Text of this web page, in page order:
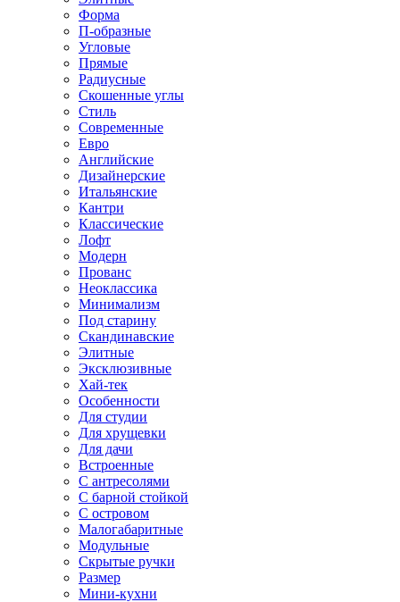
Форма
П-образные
Угловые
Прямые
Радиусные
Скошенные углы
Стиль
Современные
Евро
Английские
Дизайнерские
Итальянские
Кантри
Классические
Лофт
Модерн
Прованс
Неоклассика
Минимализм
Под старину
Скандинавские
Элитные
Эксклюзивные
Хай-тек
Особенности
Для студии
Для хрущевки
Для дачи
Встроенные
С антресолями
С барной стойкой
С островом
Малогабаритные
Модульные
Скрытые ручки
Размер
Мини-кухни